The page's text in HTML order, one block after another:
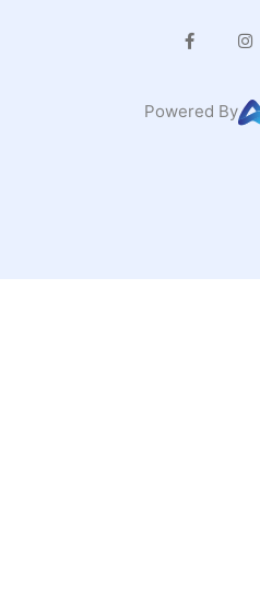
Powered By